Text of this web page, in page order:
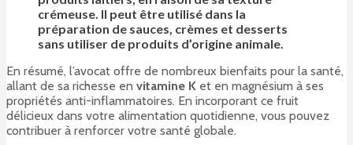
crémeuse. Il peut être utilisé dans la
préparation de sauces, crèmes et desserts
sans utiliser de produits d’origine animale.
En résumé, l’avocat offre de nombreux bienfaits pour la santé,
allant de sa richesse en vitamine K et en magnésium à ses
propriétés anti-inflammatoires. En incorporant ce fruit
délicieux dans votre alimentation quotidienne, vous pouvez
contribuer à renforcer votre santé globale.